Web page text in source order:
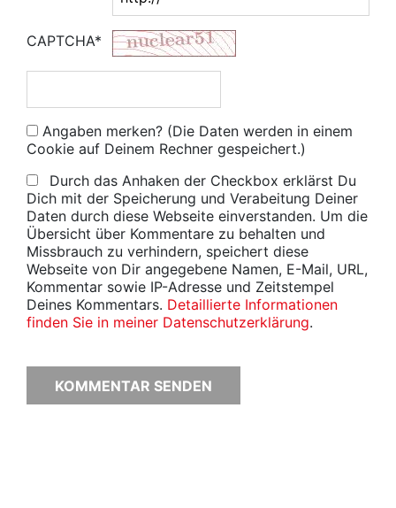
CAPTCHA*
Angaben merken? (Die Daten werden in einem
Cookie auf Deinem Rechner gespeichert.)
Durch das Anhaken der Checkbox erklärst Du
Dich mit der Speicherung und Verabeitung Deiner
Daten durch diese Webseite einverstanden. Um die
Übersicht über Kommentare zu behalten und
Missbrauch zu verhindern, speichert diese
Webseite von Dir angegebene Namen, E-Mail, URL,
Kommentar sowie IP-Adresse und Zeitstempel
Deines Kommentars. Detaillierte Informationen
finden Sie in meiner Datenschutzerklärung.